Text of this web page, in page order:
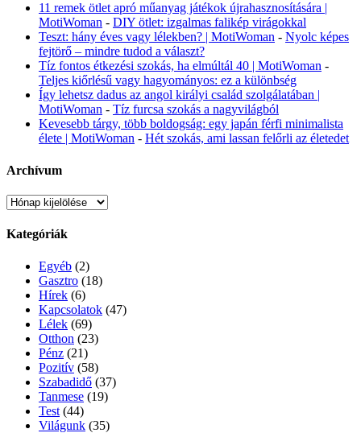
11 remek ötlet apró műanyag játékok újrahasznosítására |
MotiWoman - DIY ötlet: izgalmas falikép virágokkal
Teszt: hány éves vagy lélekben? | MotiWoman - Nyolc képes
fejtörő – mindre tudod a választ?
Tíz fontos étkezési szokás, ha elmúltál 40 | MotiWoman -
Teljes kiőrlésű vagy hagyományos: ez a különbség
Így lehetsz dadus az angol királyi család szolgálatában |
MotiWoman - Tíz furcsa szokás a nagyvilágból
Kevesebb tárgy, több boldogság: egy japán férfi minimalista
élete | MotiWoman - Hét szokás, ami lassan felőrli az életedet
Archívum
Archívum
Kategóriák
Egyéb (2)
Gasztro (18)
Hírek (6)
Kapcsolatok (47)
Lélek (69)
Otthon (23)
Pénz (21)
Pozitív (58)
Szabadidő (37)
Tanmese (19)
Test (44)
Világunk (35)